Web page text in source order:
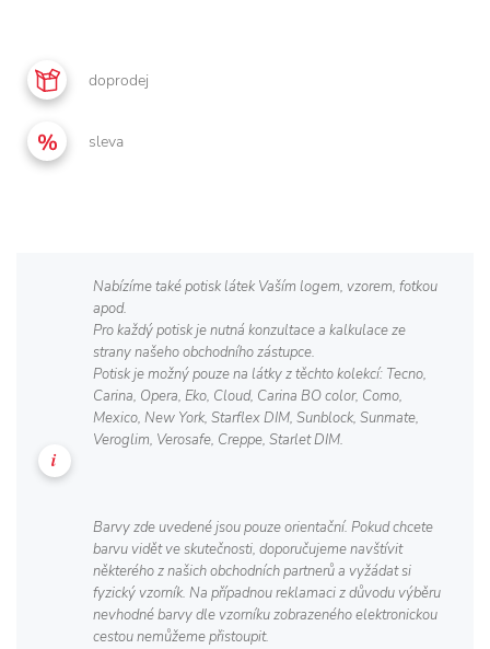
doprodej
sleva
Nabízíme také potisk látek Vaším logem, vzorem, fotkou
apod.
Pro každý potisk je nutná konzultace a kalkulace ze
strany našeho obchodního zástupce.
Potisk je možný pouze na látky z těchto kolekcí: Tecno,
Carina, Opera, Eko, Cloud, Carina BO color, Como,
Mexico, New York, Starflex DIM, Sunblock, Sunmate,
Veroglim, Verosafe, Creppe, Starlet DIM.
Barvy zde uvedené jsou pouze orientační. Pokud chcete
barvu vidět ve skutečnosti, doporučujeme navštívit
některého z našich obchodních partnerů a vyžádat si
fyzický vzorník. Na případnou reklamaci z důvodu výběru
nevhodné barvy dle vzorníku zobrazeného elektronickou
cestou nemůžeme přistoupit.